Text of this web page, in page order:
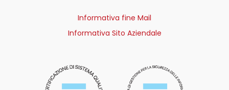
Informativa fine Mail
Informativa Sito Aziendale